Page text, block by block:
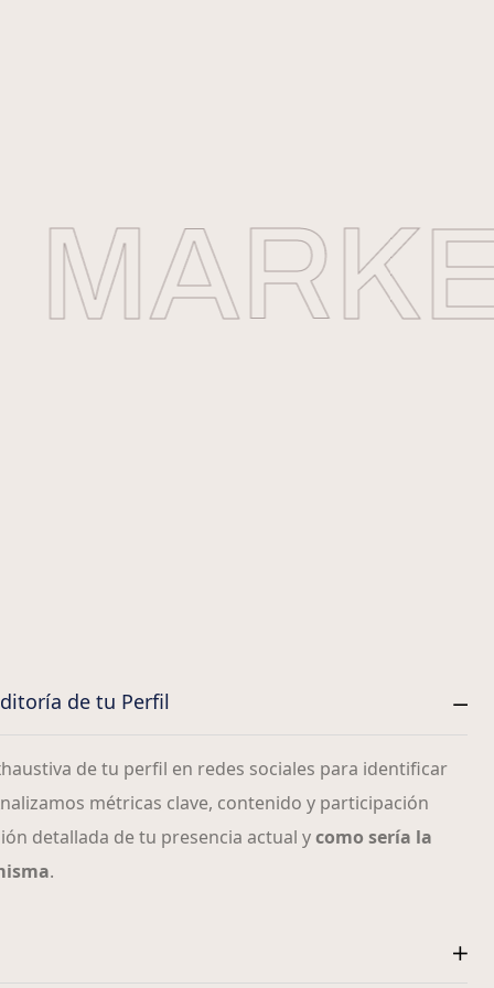
de tu Perfil
de tu perfil en redes sociales para identificar
métricas clave, contenido y participación
detallada de tu presencia actual ycomo sería la
.